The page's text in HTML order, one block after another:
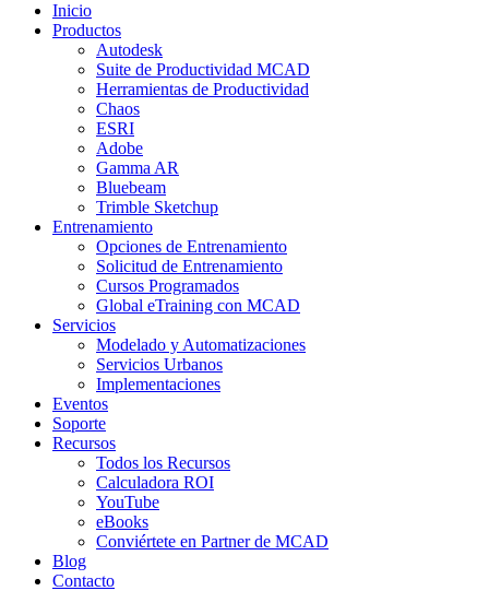
Inicio
Productos
Autodesk
Suite de Productividad MCAD
Herramientas de Productividad
Chaos
ESRI
Adobe
Gamma AR
Bluebeam
Trimble Sketchup
Entrenamiento
Opciones de Entrenamiento
Solicitud de Entrenamiento
Cursos Programados
Global eTraining con MCAD
Servicios
Modelado y Automatizaciones
Servicios Urbanos
Implementaciones
Eventos
Soporte
Recursos
Todos los Recursos
Calculadora ROI
YouTube
eBooks
Conviértete en Partner de MCAD
Blog
Contacto